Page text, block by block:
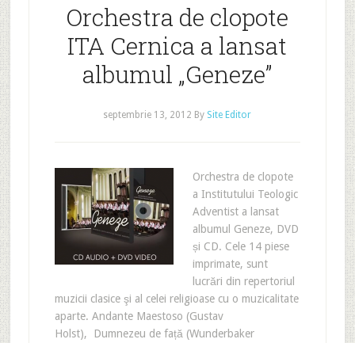
Orchestra de clopote
ITA Cernica a lansat
albumul „Geneze”
septembrie 13, 2012 By Site Editor
Orchestra de clopote
a Institutului Teologic
Adventist a lansat
albumul Geneze, DVD
și CD. Cele 14 piese
imprimate, sunt
lucrări din repertoriul
muzicii clasice şi al celei religioase cu o muzicalitate
aparte. Andante Maestoso (Gustav
Holst), Dumnezeu de față (Wunderbaker